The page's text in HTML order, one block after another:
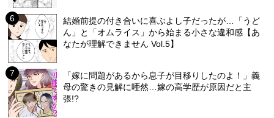
結婚前提の付き合いに喜ぶよし子だったが…「うど
ん」と「オムライス」から始まる小さな違和感【あ
なたが理解できません Vol.5】
「嫁に問題があるから息子が目移りしたのよ！」義
母の驚きの見解に唖然…嫁の高学歴が原因だと主
張!?